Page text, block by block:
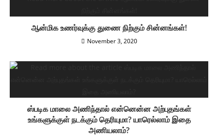
ஆன்மிக உணர்வுக்கு துணை நிற்கும் சின்னங்கள்!
November 3, 2020
ஸ்படிக மாலை அணிந்தால் என்னென்ன அற்புதங்கள்
உங்களுக்குள் நடக்கும் தெரியுமா? யாரெல்லாம் இதை
அணியலாம்?